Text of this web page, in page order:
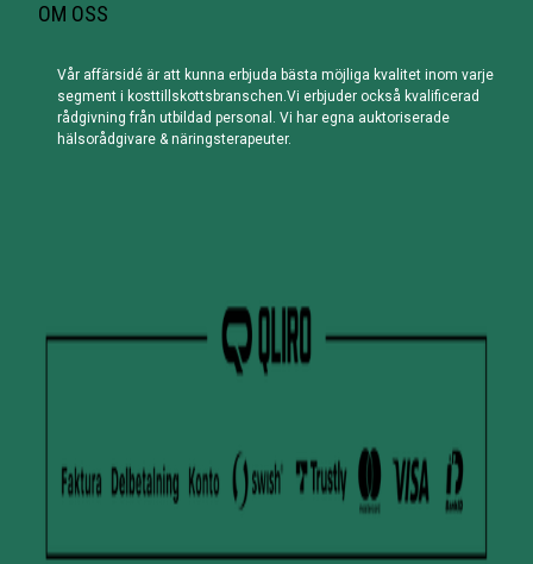
OM OSS
Vår affärsidé är att kunna erbjuda bästa möjliga kvalitet inom varje
segment i kosttillskottsbranschen.Vi erbjuder också kvalificerad
rådgivning från utbildad personal. Vi har egna auktoriserade
hälsorådgivare & näringsterapeuter.